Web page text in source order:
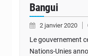
Bangui
2 janvier 2020
Le gouvernement
Nations-Unies